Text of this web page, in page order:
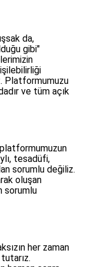
da,
gibi"
Platformumuzu
ve tüm açık
tesadüfi,
sorumlu değiliz.
oluşan
sorumlu
her zaman